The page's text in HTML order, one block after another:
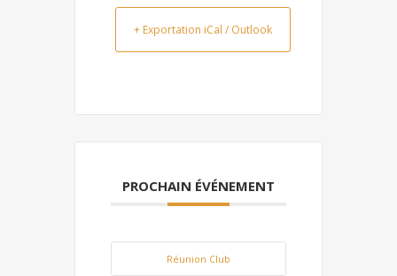
+ Exportation iCal / Outlook
PROCHAIN ÉVÉNEMENT
Réunion Club